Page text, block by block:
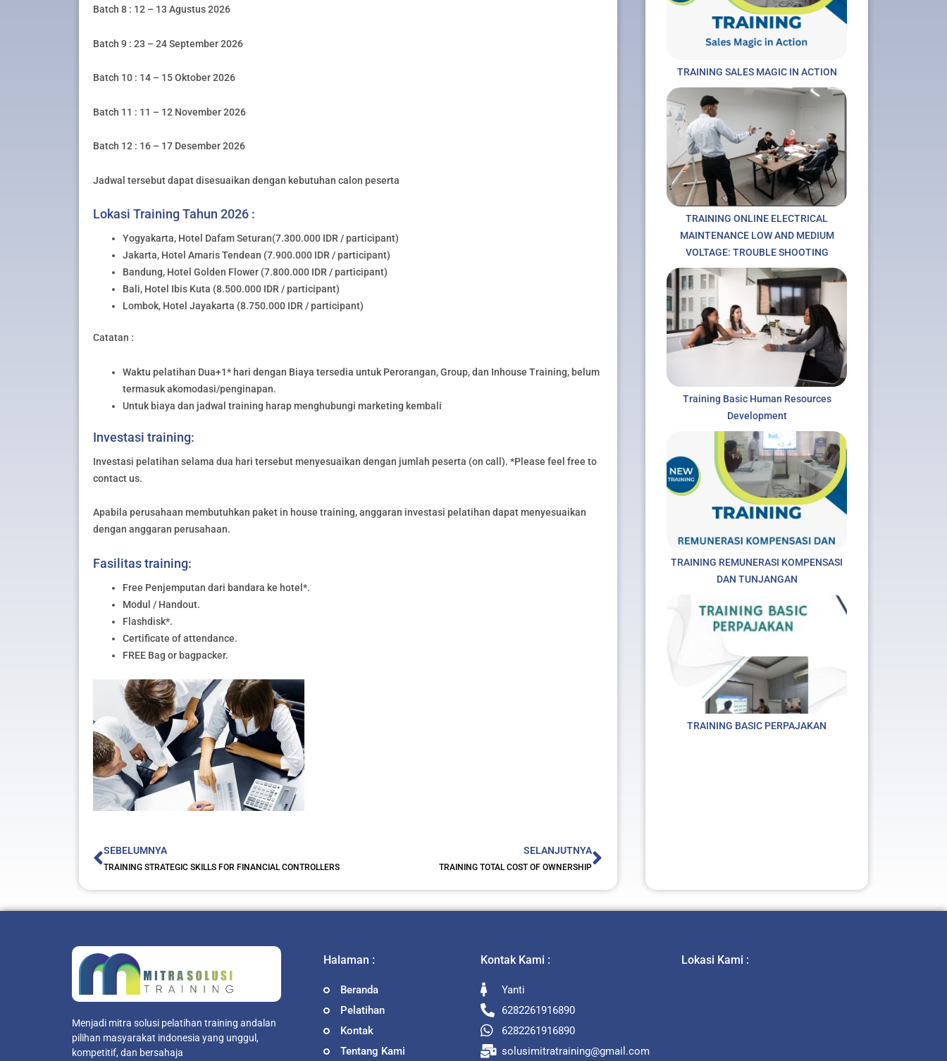
Batch 8 : 12 – 13 Agustus 2026
Batch 9 : 23 – 24 September 2026
Batch 10 : 14 – 15 Oktober 2026
Batch 11 : 11 – 12 November 2026
Batch 12 : 16 – 17 Desember 2026
Jadwal tersebut dapat disesuaikan dengan kebutuhan calon peserta
Lokasi Training Tahun 2026 :
Yogyakarta, Hotel Dafam Seturan(7.300.000 IDR / participant)
Jakarta, Hotel Amaris Tendean (7.900.000 IDR / participant)
Bandung, Hotel Golden Flower (7.800.000 IDR / participant)
Bali, Hotel Ibis Kuta (8.500.000 IDR / participant)
Lombok, Hotel Jayakarta (8.750.000 IDR / participant)
Catatan :
Waktu pelatihan Dua+1* hari dengan Biaya tersedia untuk Perorangan, Group, dan Inhouse Training, belum
termasuk akomodasi/penginapan.
Untuk biaya dan jadwal training harap menghubungi marketing kembali
Investasi training:
Investasi pelatihan selama dua hari tersebut menyesuaikan dengan jumlah peserta (on call). *Please feel free to
contact us.
Apabila perusahaan membutuhkan paket in house training, anggaran investasi pelatihan dapat menyesuaikan
dengan anggaran perusahaan.
Fasilitas training:
Free Penjemputan dari bandara ke hotel*.
Modul / Handout.
Flashdisk*.
Certificate of attendance.
FREE Bag or bagpacker.
Prev
SEBELUMNYA
TRAINING STRATEGIC SKILLS FOR FINANCIAL CONTROLLERS
SELANJUTNYA
TRAINING TOTAL COST OF OWNERSHIP
Next
TRAINING SALES MAGIC IN ACTION
TRAINING ONLINE ELECTRICAL
MAINTENANCE LOW AND MEDIUM
VOLTAGE: TROUBLE SHOOTING
Training Basic Human Resources
Development
TRAINING REMUNERASI KOMPENSASI
DAN TUNJANGAN
TRAINING BASIC PERPAJAKAN
Menjadi mitra solusi pelatihan training andalan
pilihan masyarakat indonesia yang unggul,
kompetitif, dan bersahaja
Halaman :
Beranda
Pelatihan
Kontak
Tentang Kami
Kontak Kami :
Yanti
6282261916890
6282261916890
solusimitratraining@gmail.com
Lokasi Kami :